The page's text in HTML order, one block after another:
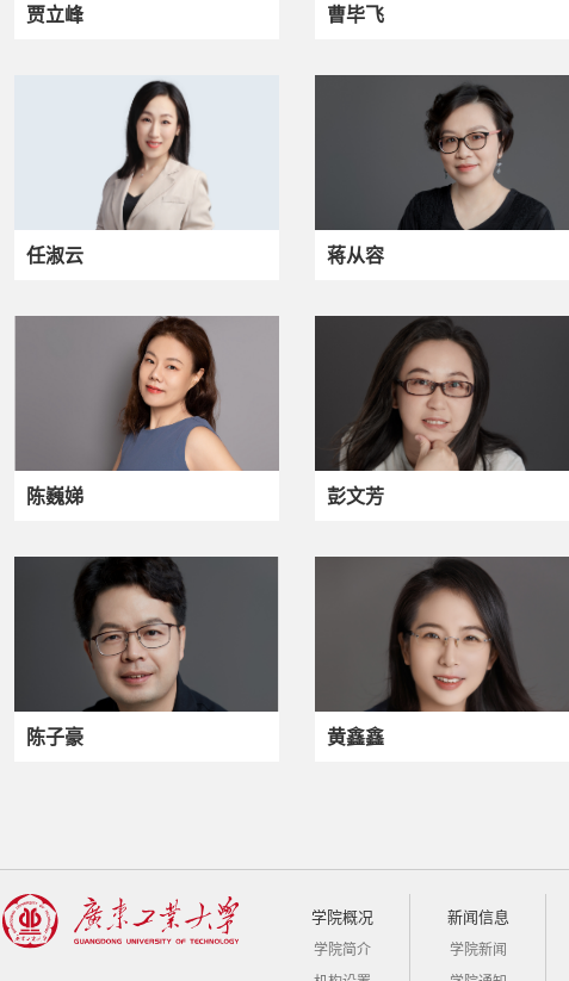
贾立峰 曹毕飞
任淑云 蒋从容
陈巍娣 彭文芳
陈子豪 黄鑫鑫
学院概况
学院简介
新闻信息
学院新闻